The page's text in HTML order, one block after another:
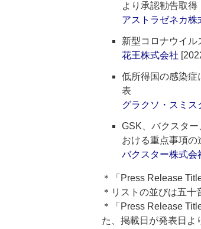
より承認勧告取得
アストラゼネカ株
新型コロナウイル
花王株式会社
低所得国の感染症
表
グラクソ・スミス
GSK、バクスタ
おける重点事項
バクスター株式会
＊「Press Release
＊リストの並びは五十
＊「Press Release
た、掲載日が発表日よ